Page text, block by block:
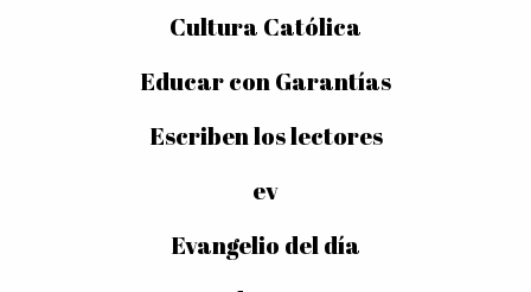
Cultura Católica
Educar con Garantías
Escriben los lectores
ev
Evangelio del día